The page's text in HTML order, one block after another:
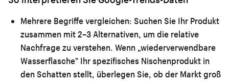
Mehrere Begriffe vergleichen: Suchen Sie Ihr Produkt
zusammen mit 2–3 Alternativen, um die relative
Nachfrage zu verstehen. Wenn „wiederverwendbare
Wasserflasche" Ihr spezifisches Nischenprodukt in
den Schatten stellt, überlegen Sie, ob der Markt groß